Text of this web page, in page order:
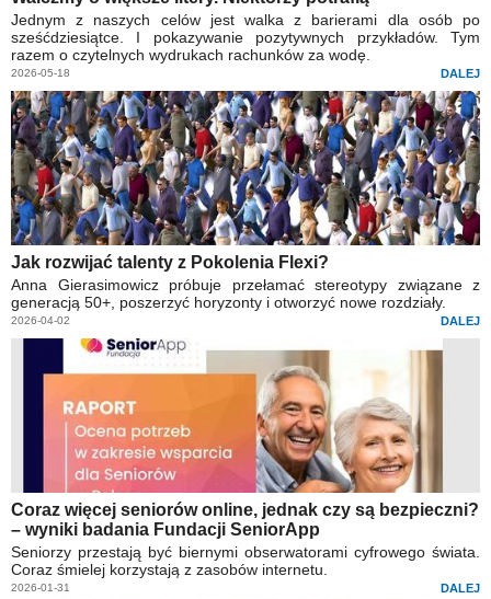
Jednym z naszych celów jest walka z barierami dla osób po
sześćdziesiątce. I pokazywanie pozytywnych przykładów. Tym
razem o czytelnych wydrukach rachunków za wodę.
2026-05-18 DALEJ
Jak rozwijać talenty z Pokolenia Flexi?
Anna Gierasimowicz próbuje przełamać stereotypy związane z
generacją 50+, poszerzyć horyzonty i otworzyć nowe rozdziały.
2026-04-02 DALEJ
Coraz więcej seniorów online, jednak czy są bezpieczni?
– wyniki badania Fundacji SeniorApp
Seniorzy przestają być biernymi obserwatorami cyfrowego świata.
Coraz śmielej korzystają z zasobów internetu.
2026-01-31 DALEJ